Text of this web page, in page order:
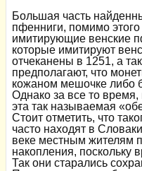
Большая часть
пфенниги, помимо
имитирующие венские
которые имитируют
отчеканены в 1251, а
предполагают, что
кожаном мешочке либо
Однако за все то время,
эта так называемая
Стоит отметить, что
часто находят в
веке местным жителям
накопления, поскольку
Так они старались